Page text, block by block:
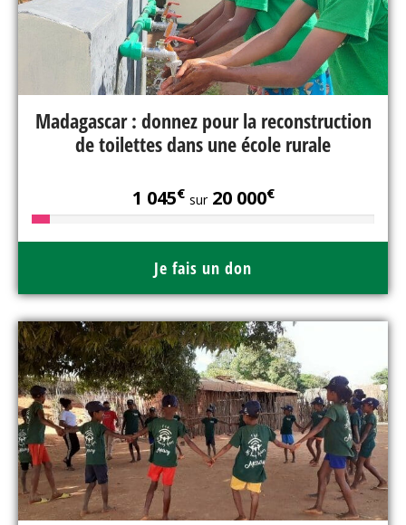
Madagascar : donnez pour la reconstruction
de toilettes dans une école rurale
1 045€ sur20 000€
Je fais un don